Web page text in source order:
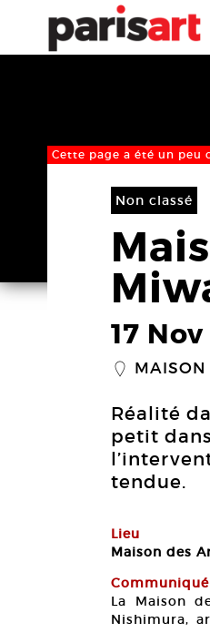
Cette page a été un peu
Non classé
17 Nov
_ MAISON
Réalité
petit
tendue.
Lieu
Maison des
La Maison
Nishimura,